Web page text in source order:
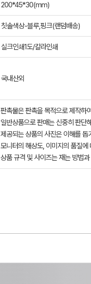
200*45*30(mm)
칫솔색상-블루,핑크(랜덤배송)
실크인쇄1도/칼라인쇄
국내산외
판촉물은 판촉을 목적으로 제작하
일반상품으로 판매는 신중히 판단
제공되는 상품의 사진은 이해를
모니터의 해상도, 이미지의 품질
상품 규격 및 사이즈는 재는 방법